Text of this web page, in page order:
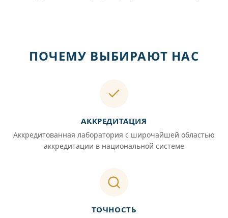
ПОЧЕМУ ВЫБИРАЮТ НАС
АККРЕДИТАЦИЯ
Аккредитованная лаборатория с широчайшей областью
аккредитации в национальной системе
ТОЧНОСТЬ